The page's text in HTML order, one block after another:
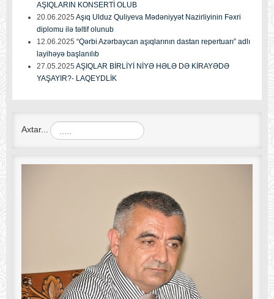
AŞIQLARIN KONSERTİ OLUB
20.06.2025 Aşıq Ulduz Quliyeva Mədəniyyət Nazirliyinin Fəxri
diplomu ilə təltif olunub
12.06.2025 “Qərbi Azərbaycan aşıqlarının dastan repertuarı” adlı
layihəyə başlanılıb
27.05.2025 AŞIQLAR BİRLİYİ NİYƏ HƏLƏ DƏ KİRAYƏDƏ
YAŞAYIR?- LAQEYDLİK
Axtar...